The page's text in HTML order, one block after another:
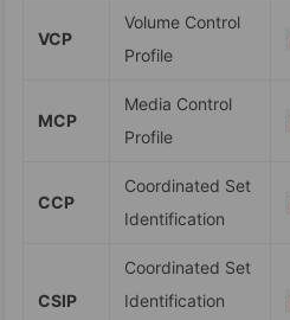
VCP
Volume Control
Profile
MCP
Media Control
Profile
CCP
Coordinated Set
Identification
CSIP
Coordinated Set
Identification